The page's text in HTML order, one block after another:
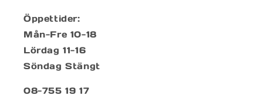
Öppettider:
Mån-Fre 10-18
Lördag 11-16
Söndag Stängt
08-755 19 17